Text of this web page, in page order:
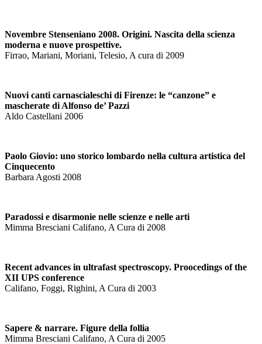
Novembre Stenseniano 2008. Origini. Nascita della scienza
moderna e nuove prospettive.
Firrao, Mariani, Moriani, Telesio, A cura di 2009
Nuovi canti carnascialeschi di Firenze: le “canzone” e
mascherate di Alfonso de’ Pazzi
Aldo Castellani 2006
Paolo Giovio: uno storico lombardo nella cultura artistica del
Cinquecento
Barbara Agosti 2008
Paradossi e disarmonie nelle scienze e nelle arti
Mimma Bresciani Califano, A Cura di 2008
Recent advances in ultrafast spectroscopy. Proocedings of the
XII UPS conference
Califano, Foggi, Righini, A Cura di 2003
Sapere & narrare. Figure della follia
Mimma Bresciani Califano, A Cura di 2005